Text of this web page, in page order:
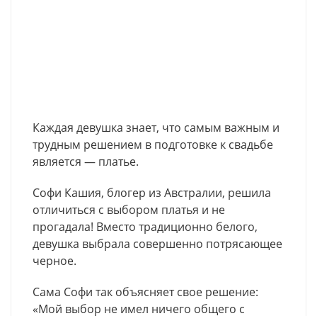
Каждая девушка знает, что самым важным и
трудным решением в подготовке к свадьбе
является — платье.
Софи Кашия, блогер из Австралии, решила
отличиться с выбором платья и не
прогадала! Вместо традиционно белого,
девушка выбрала совершенно потрясающее
черное.
Сама Софи так объясняет свое решение:
«Мой выбор не имел ничего общего с